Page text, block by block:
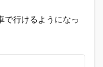
で行けるようになっ